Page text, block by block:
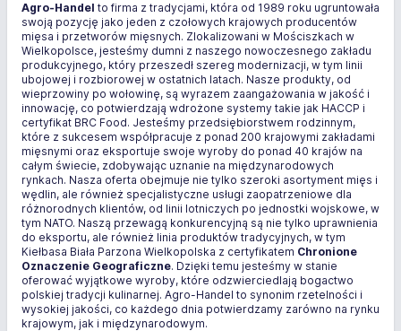
Agro-Handel to firma z tradycjami, która od 1989 roku ugruntowała
swoją pozycję jako jeden z czołowych krajowych producentów
mięsa i przetworów mięsnych. Zlokalizowani w Mościszkach w
Wielkopolsce, jesteśmy dumni z naszego nowoczesnego zakładu
produkcyjnego, który przeszedł szereg modernizacji, w tym linii
ubojowej i rozbiorowej w ostatnich latach. Nasze produkty, od
wieprzowiny po wołowinę, są wyrazem zaangażowania w jakość i
innowację, co potwierdzają wdrożone systemy takie jak HACCP i
certyfikat BRC Food. Jesteśmy przedsiębiorstwem rodzinnym,
które z sukcesem współpracuje z ponad 200 krajowymi zakładami
mięsnymi oraz eksportuje swoje wyroby do ponad 40 krajów na
całym świecie, zdobywając uznanie na międzynarodowych
rynkach. Nasza oferta obejmuje nie tylko szeroki asortyment mięs i
wędlin, ale również specjalistyczne usługi zaopatrzeniowe dla
różnorodnych klientów, od linii lotniczych po jednostki wojskowe, w
tym NATO. Naszą przewagą konkurencyjną są nie tylko uprawnienia
do eksportu, ale również linia produktów tradycyjnych, w tym
Kiełbasa Biała Parzona Wielkopolska z certyfikatem Chronione
Oznaczenie Geograficzne. Dzięki temu jesteśmy w stanie
oferować wyjątkowe wyroby, które odzwierciedlają bogactwo
polskiej tradycji kulinarnej. Agro-Handel to synonim rzetelności i
wysokiej jakości, co każdego dnia potwierdzamy zarówno na rynku
krajowym, jak i międzynarodowym.